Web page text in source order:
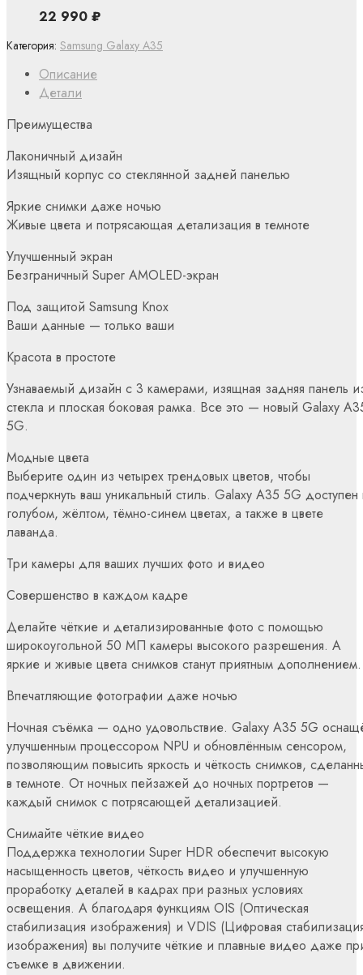
Описание
Детали
Преимущества
Лаконичный дизайн
Изящный корпус со стеклянной задней панелью
Яркие снимки даже ночью
Живые цвета и потрясающая детализация в темноте
Улучшенный экран
Безграничный Super AMOLED-экран
Под защитой Samsung Knox
Ваши данные — только ваши
Красота в простоте
Узнаваемый дизайн с 3 камерами, изящная задняя панель
стекла и плоская боковая рамка. Все это — новый Galaxy
5G.
Модные цвета
Выберите один из четырех трендовых цветов, чтобы
подчеркнуть ваш уникальный стиль. Galaxy A35 5G доступен
голубом, жёлтом, тёмно-синем цветах, а также в цвете
лаванда.
Три камеры для ваших лучших фото и видео
Совершенство в каждом кадре
Делайте чёткие и детализированные фото с помощью
широкоугольной 50 МП камеры высокого разрешения. А
яркие и живые цвета снимков станут приятным дополнением.
Впечатляющие фотографии даже ночью
Ночная съёмка — одно удовольствие. Galaxy A35 5G
улучшенным процессором NPU и обновлённым сенсором,
позволяющим повысить яркость и чёткость снимков,
в темноте. От ночных пейзажей до ночных портретов —
каждый снимок с потрясающей детализацией.
Снимайте чёткие видео
Поддержка технологии Super HDR обеспечит высокую
насыщенность цветов, чёткость видео и улучшенную
проработку деталей в кадрах при разных условиях
освещения. А благодаря функциям OIS (Оптическая
стабилизация изображения) и VDIS (Цифровая
изображения) вы получите чёткие и плавные видео даже
съемке в движении.
Категория: Samsung Galaxy A35
22 990 ₽